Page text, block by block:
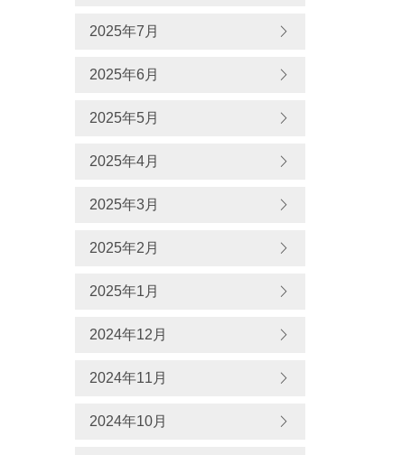
2025年7月
2025年6月
2025年5月
2025年4月
2025年3月
2025年2月
2025年1月
2024年12月
2024年11月
2024年10月